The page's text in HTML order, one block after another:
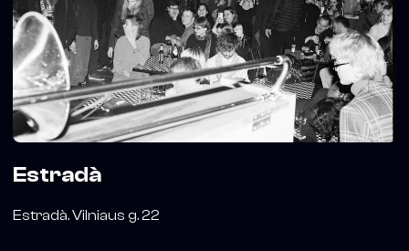
Estradà
Estradà. Vilniaus g. 22